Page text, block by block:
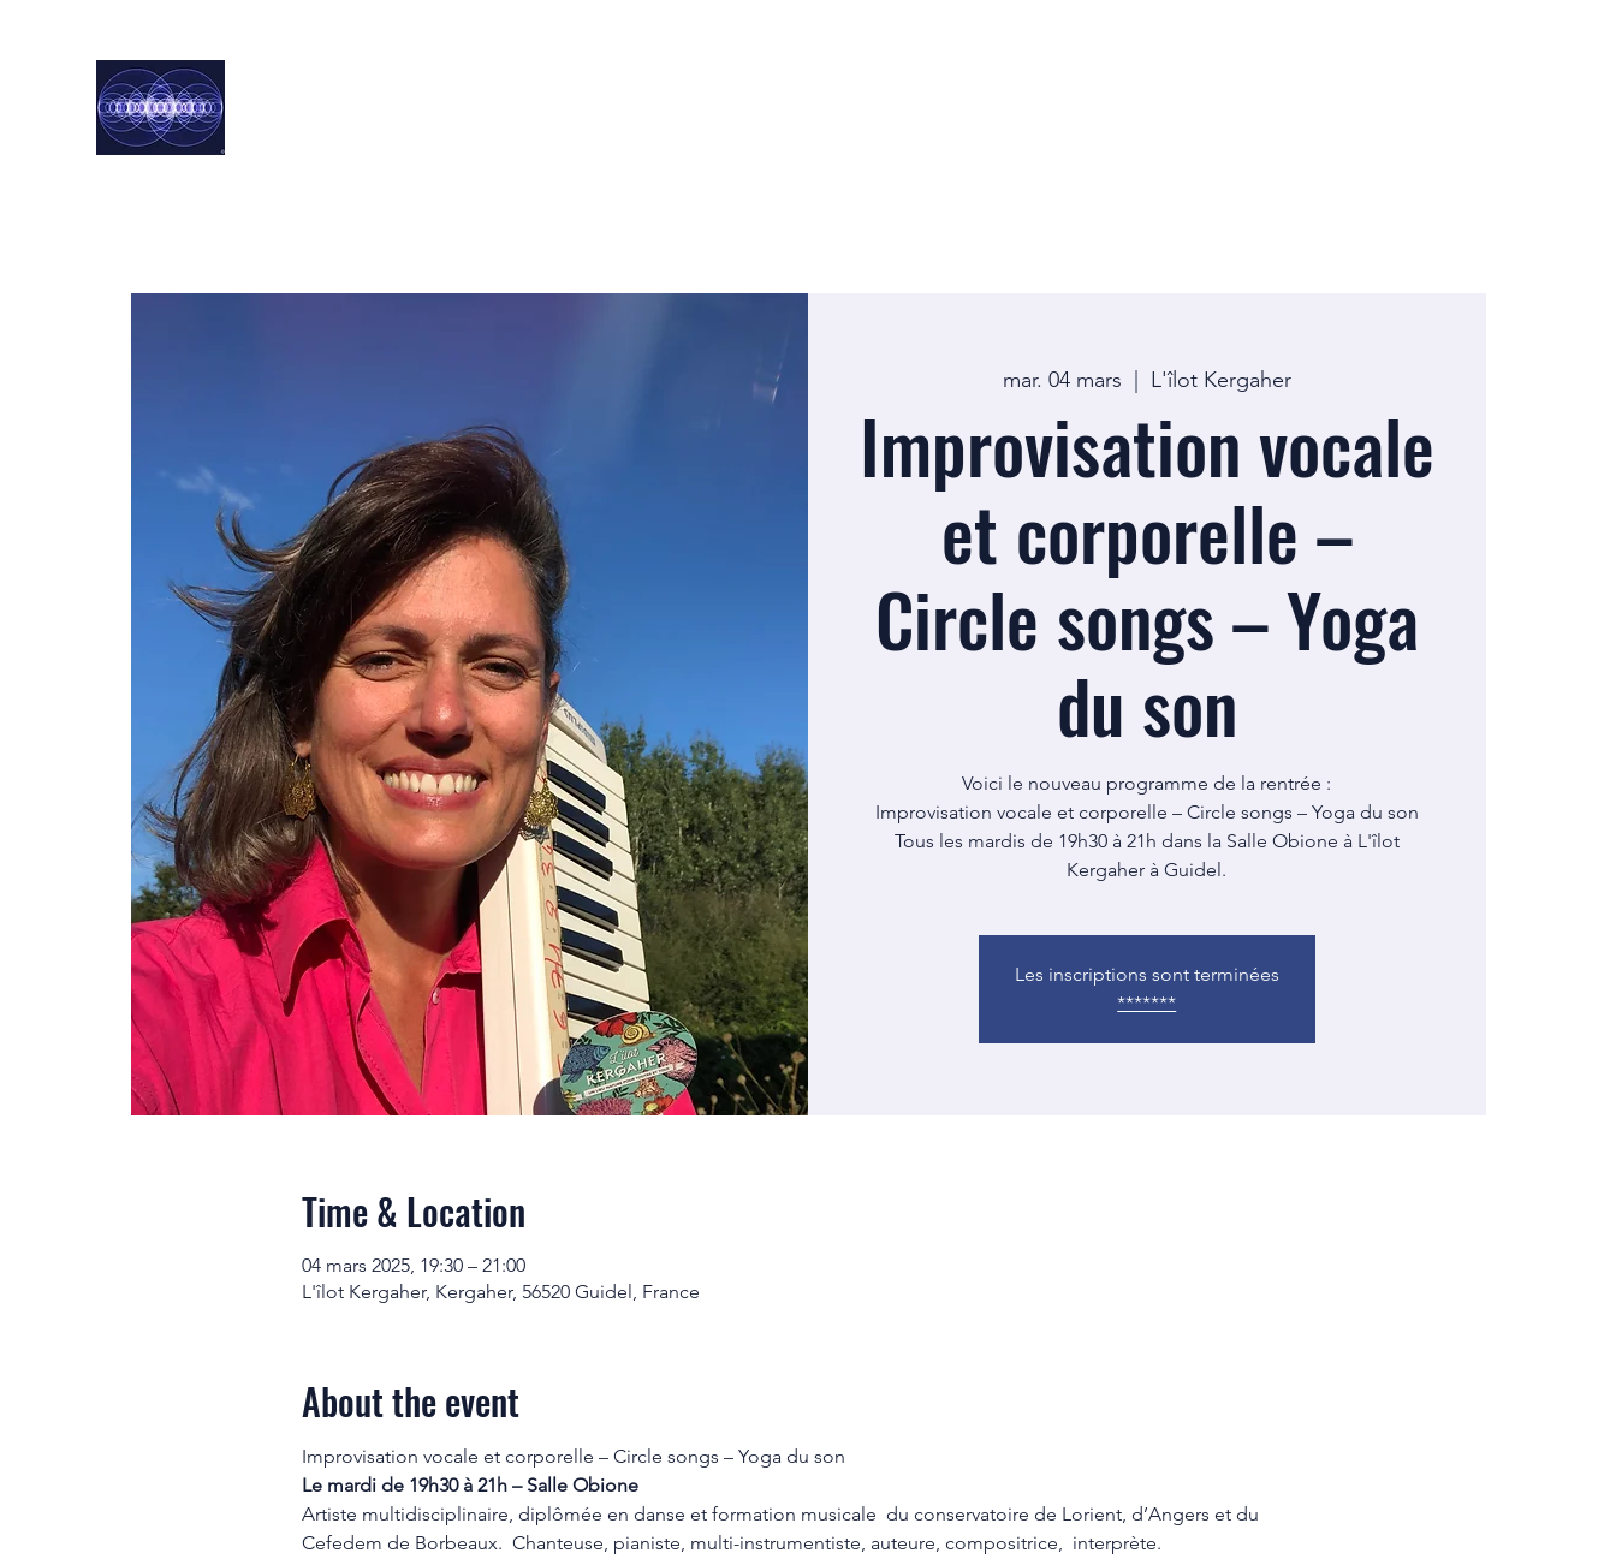
mar. 04 mars L'îlot Kergaher
Improvisation vocale
et corporelle –
Circle songs – Yoga
du son
Voici le nouveau programme de la rentrée :
Improvisation vocale et corporelle – Circle songs – Yoga du son
Tous les mardis de 19h30 à 21h dans la Salle Obione à L'îlot
Kergaher à Guidel.
Les inscriptions sont terminées
*******
Time & Location
04 mars 2025, 19:30 – 21:00
L'îlot Kergaher, Kergaher, 56520 Guidel, France
About the event
Improvisation vocale et corporelle – Circle songs – Yoga du son
Le mardi de 19h30 à 21h – Salle Obione
Artiste multidisciplinaire, diplômée en danse et formation musicale  du conservatoire de Lorient, d’Angers et du
Cefedem de Borbeaux.  Chanteuse, pianiste, multi-instrumentiste, auteure, compositrice,  interprète.